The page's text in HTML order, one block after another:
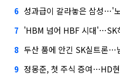
6 성과급이 갈라놓은 삼성…'
7 'HBM 넘어 HBF 시대'…SK하이닉
8 두산 품에 안긴 SK실트론…남
9 정몽준, 첫 주식 증여…HD